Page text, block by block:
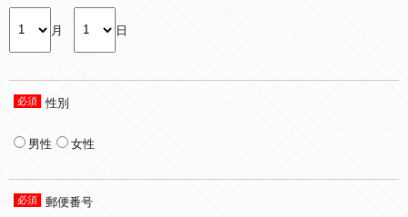
月 日
性別
男性 女性
郵便番号